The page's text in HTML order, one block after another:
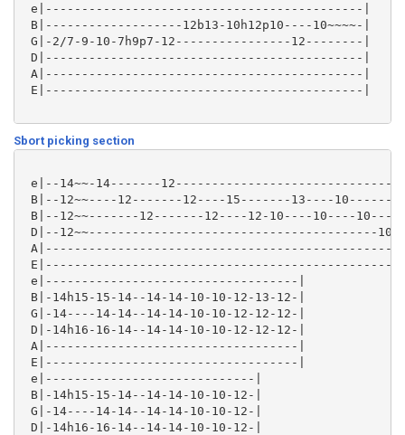
e|--------------------------------------------|
B|-------------------12b13-10h12p10----10~~~~-|
G|-2/7-9-10-7h9p7-12----------------12--------|
D|--------------------------------------------|
A|--------------------------------------------|
E|--------------------------------------------|
Sbort picking section
e|--14~~-14-------
B|--12~~----12-------12----15-------13----
B|--12~~-------12-------12----12-10----10----
D|--12~~----------------------------------------
e|-----------------------------------|
B|-14h15-15-14--14-14-10-10-12-13-12-|
G|-14----14-14--14-14-10-10-12-12-12-|
D|-14h16-16-14--14-14-10-10-12-12-12-|
A|-----------------------------------|
E|-----------------------------------|
e|-----------------------------|
B|-14h15-15-14--14-14-10-10-12-|
G|-14----14-14--14-14-10-10-12-|
D|-14h16-16-14--14-14-10-10-12-|